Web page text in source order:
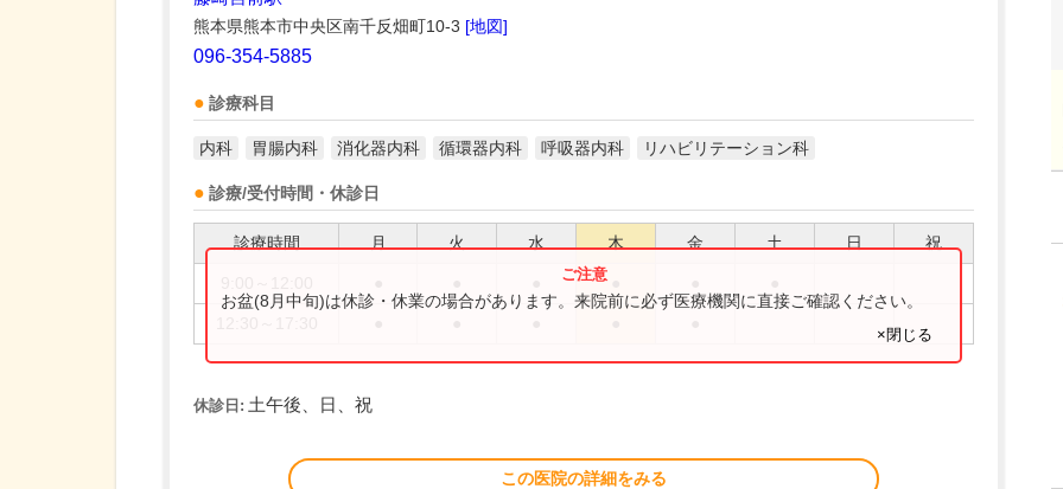
熊本県熊本市中央区南千反畑町10-3 [地図]
096-354-5885
診療科目
内科 胃腸内科 消化器内科 循環器内科 呼吸器内科 リハビリテーション科
診療/受付時間・休診日
診療時間 月 火 水 木 金 土 日 祝
お盆(8月中旬)は休診・休業の場合があります。来院前に必ず医療機関に直接ご確認ください。
×閉じる
休診日: 土午後、日、祝
この医院の詳細をみる